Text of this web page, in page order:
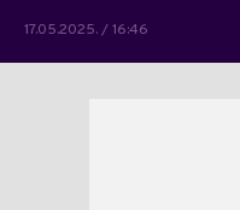
17.05.2025. / 16:46